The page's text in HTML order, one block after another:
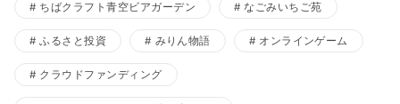
ちばクラフト青空ビアガーデン なごみいちご苑
ふるさと投資 みりん物語 オンラインゲーム
クラウドファンディング